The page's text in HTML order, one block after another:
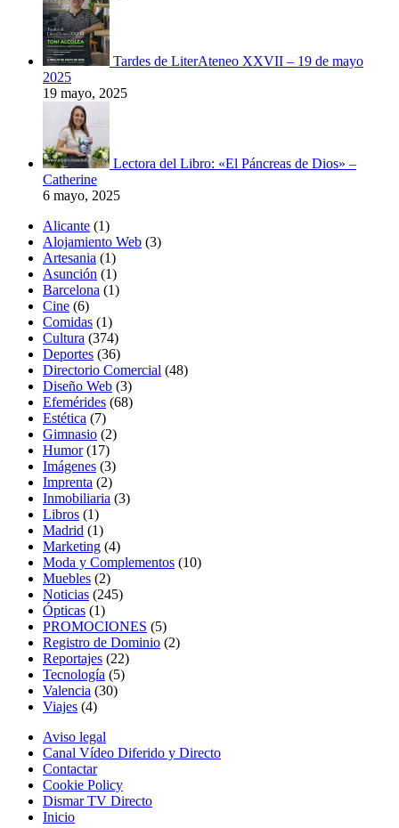
Tardes de LiterAteneo XXVII – 19 de mayo
2025
19 mayo, 2025
Lectora del Libro: «El Páncreas de Dios» –
Catherine
6 mayo, 2025
Alicante (1)
Alojamiento Web (3)
Artesania (1)
Asunción (1)
Barcelona (1)
Cine (6)
Comidas (1)
Cultura (374)
Deportes (36)
Directorio Comercial (48)
Diseño Web (3)
Efemérides (68)
Estética (7)
Gimnasio (2)
Humor(17)
Imágenes (3)
Imprenta (2)
Inmobiliaria (3)
Libros (1)
Madrid (1)
Marketing (4)
Moda y Complementos (10)
Muebles (2)
Noticias (245)
Ópticas (1)
PROMOCIONES (5)
Registro de Dominio (2)
Reportajes (22)
Tecnología (5)
Valencia (30)
Viajes (4)
Aviso legal
Canal Vídeo Diferido y Directo
Contactar
Cookie Policy
Dismar TV Directo
Inicio